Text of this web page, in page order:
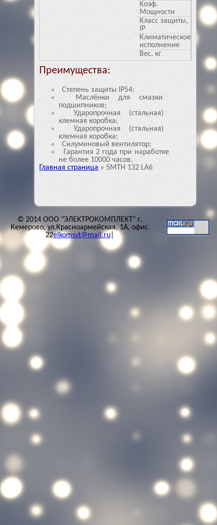
Коэф.
Мощности
0.74
Класс защиты,
IP
54
Климатическое
исполнение
Вес, кг 130
Преимущества:
Степень защиты IP54;
Маслёнки для смазки
подшипников;
Ударопрочная (стальная)
клемная коробка;
Ударопрочная (стальная)
клемная коробка;
Силуминовый вентилятор;
Гарантия 2 года при наработке
не более 10000 часов.
Главная страница » 5MTH 132 LA6
© 2014 ООО "ЭЛЕКТРОКОМПЛЕКТ" г.
Кемерово, ул.Красноармейская, 1А, офис
22elkomsvt@mail.ru|